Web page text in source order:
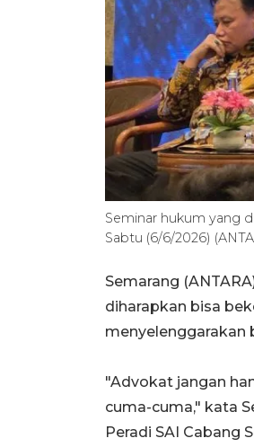
Seminar hukum yang
Sabtu (6/6/2026)
Semarang
diharapkan bisa
menyelenggarakan
"Advokat jangan
cuma-cuma," kata
Peradi SAI Cabang